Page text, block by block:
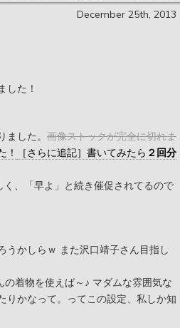
December 25th, 2013
した！
した。 画像ストックが完全に切れま
！ ［さらに追記］書いてみたら ２回分
、「早よ」と続き催促されてるので
うかしらｗ また沢口靖子さん目指し
着物を使えば～♪ マダムな雰囲気な
りかなって。ってこの設定、私しか知